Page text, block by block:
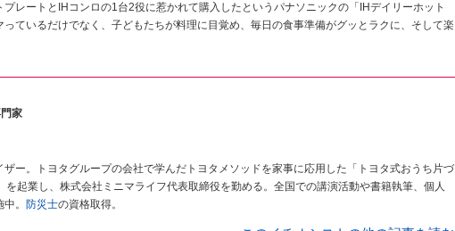
レートとIHコンロの1台2役に惹かれて購入したというパナソニックの「IHデイリーホット
ているだけでなく、子どもたちが料理に目覚め、毎日の食事準備がグッとラクに、そして楽
家
ー。トヨタグループの会社で学んだトヨタメソッドを家事に応用した「トヨタ式おうち片づ
を起業し、株式会社ミニマライフ代表取締役を勤める。全国での講演活動や書籍執筆、個人
。
防災士の資格取得。